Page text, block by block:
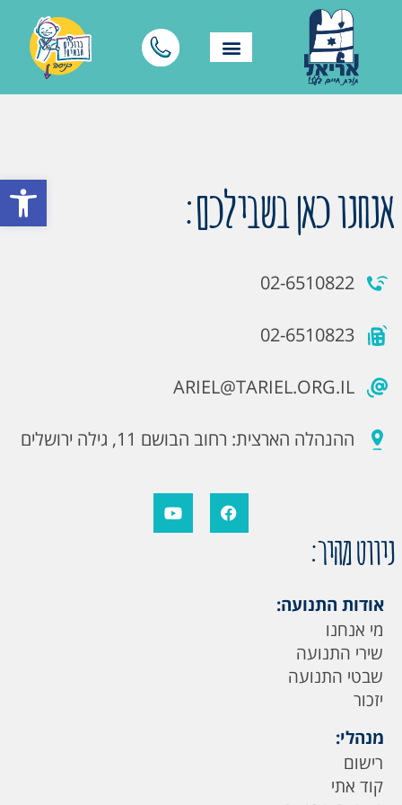
פתח אנחנו כאן בשבילכם:
02-6510822
02-6510823
ARIEL@TARIEL.ORG.IL
ההנהלה הארצית: רחוב הבושם 11, גילה ירושלים
ניווט מהיר:
אודות התנועה:
מי אנחנו
שירי התנועה
שבטי התנועה
יזכור
מנהלי:
רישום
קוד אתי